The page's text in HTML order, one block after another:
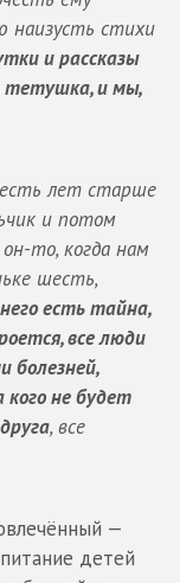
наизусть стихи
и рассказы
тетушка, и мы,
лет старше
и потом
то, когда нам
шесть,
есть тайна,
все люди
болезней,
не будет
, все
—
детей